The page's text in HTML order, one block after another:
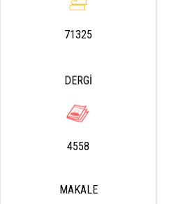
71325
DERGİ
4558
MAKALE